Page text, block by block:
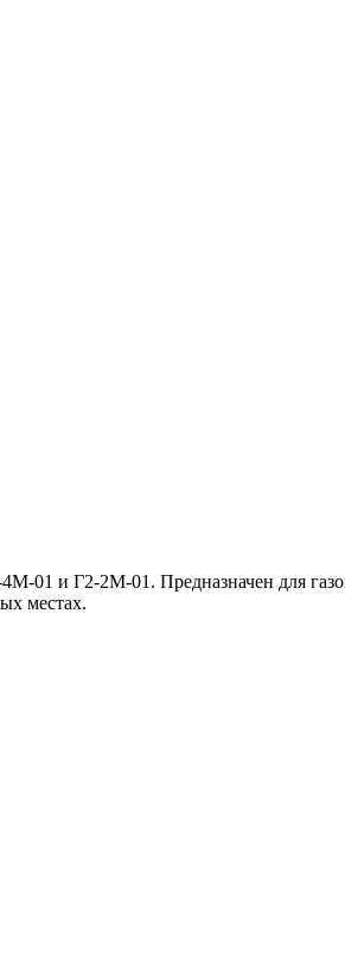
01 и Г2-2М-01. Предназначен для
местах.